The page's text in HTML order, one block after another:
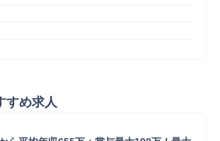
すめ求人